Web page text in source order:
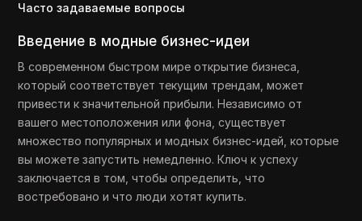
Часто задаваемые вопросы
Введение в модные бизнес-идеи
В современном быстром мире открытие бизнеса,
который соответствует текущим трендам, может
привести к значительной прибыли. Независимо от
вашего местоположения или фона, существует
множество популярных и модных бизнес-идей, которые
вы можете запустить немедленно. Ключ к успеху
заключается в том, чтобы определить, что
востребовано и что люди хотят купить.